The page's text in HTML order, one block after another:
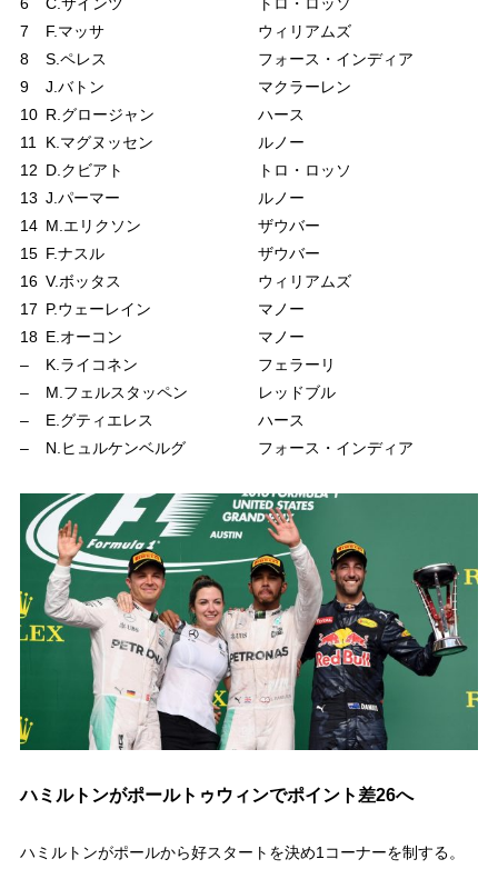
7
F.マッサ ウィリアムズ
8
S.ペレス フォース・インディア
9
J.バトン マクラーレン
10 R.グロージャン ハース
11
K.マグヌッセン ルノー
12 D.クビアト トロ・ロッソ
13 J.パーマー ルノー
14 M.エリクソン ザウバー
15 F.ナスル ザウバー
16 V.ボッタス ウィリアムズ
17 P.ウェーレイン マノー
18 E.オーコン マノー
–
K.ライコネン フェラーリ
–
M.フェルスタッペン レッドブル
–
E.グティエレス ハース
–
N.ヒュルケンベルグ フォース・インディア
ハミルトンがポールトゥウィンでポイント差26へ
ハミルトンがポールから好スタートを決め1コーナーを制する。